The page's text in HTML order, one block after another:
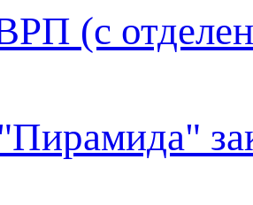
(с